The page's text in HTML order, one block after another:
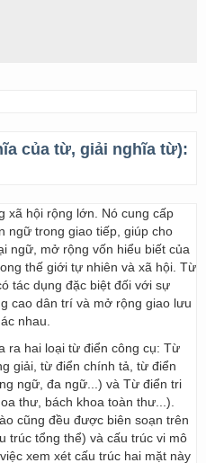
của từ, giải nghĩa từ):
xã hội rộng lớn. Nó cung cấp
ngữ trong giao tiếp, giúp cho
ngữ, mở rộng vốn hiểu biết của
thế giới tự nhiên và xã hội. Từ
tác dụng đặc biệt đối với sự
cao dân trí và mở rộng giao lưu
nhau.
ra hai loại từ điển công cụ: Từ
giải, từ điển chính tả, từ điển
ngữ, đa ngữ...) và Từ điển tri
thư, bách khoa toàn thư...).
cũng đều được biên soạn trên
trúc tổng thể) và cấu trúc vi mô
xem xét cấu trúc hai mặt này